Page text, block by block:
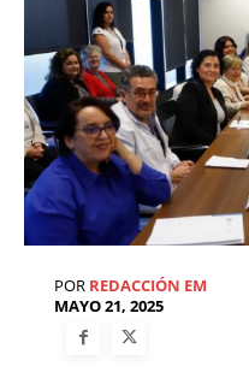
POR REDACCIÓN EM
MAYO 21, 2025